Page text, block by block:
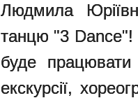
Людмила
танцю "3 Dance"!
буде працювати
екскурсії,